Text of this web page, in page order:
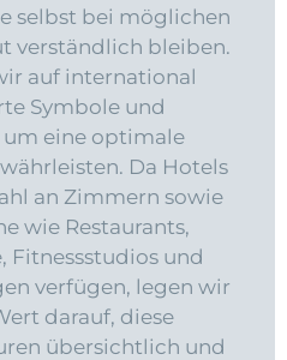
selbst bei möglichen
verständlich bleiben.
auf international
Symbole und
eine optimale
Da Hotels
an Zimmern sowie
wie Restaurants,
Fitnessstudios und
verfügen, legen wir
darauf, diese
übersichtlich und